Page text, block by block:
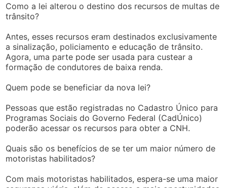
Como a lei alterou o destino dos recursos de multas de
trânsito?
Antes, esses recursos eram destinados exclusivamente
a sinalização, policiamento e educação de trânsito.
Agora, uma parte pode ser usada para custear a
formação de condutores de baixa renda.
Quem pode se beneficiar da nova lei?
Pessoas que estão registradas no Cadastro Único para
Programas Sociais do Governo Federal (CadÚnico)
poderão acessar os recursos para obter a CNH.
Quais são os benefícios de se ter um maior número de
motoristas habilitados?
Com mais motoristas habilitados, espera-se uma maior